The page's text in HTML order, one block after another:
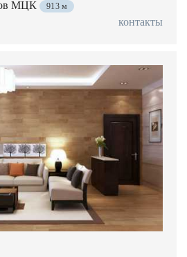
МЦК 913 м
контакты